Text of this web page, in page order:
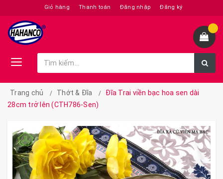
Giỏ hàng Thanh toán Đăng nhập Đăng ký
Trang chủ Thớt & Đĩa
Đĩa Trai viền bạc hoa sen dài
28cm trở lên (CTH786-Sen)